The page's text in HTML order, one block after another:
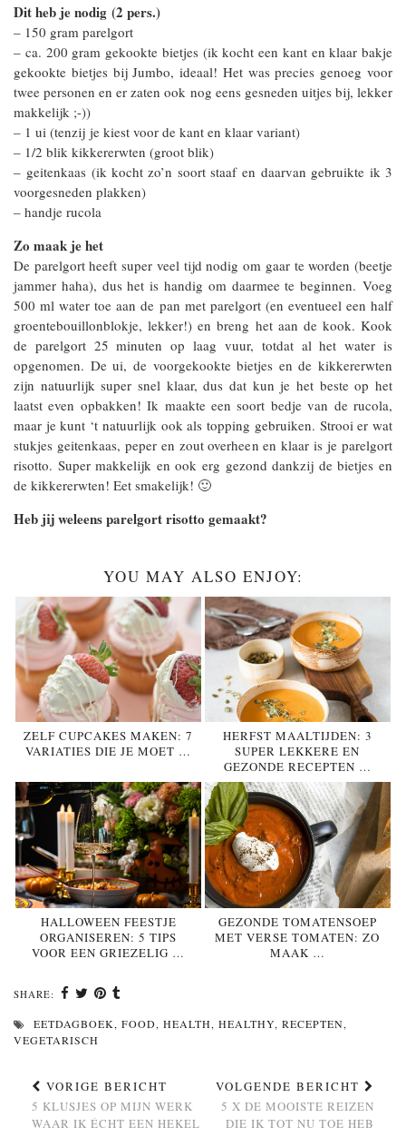
Dit heb je nodig (2 pers.)
– 150 gram parelgort
– ca. 200 gram gekookte bietjes (ik kocht een kant en klaar bakje
gekookte bietjes bij Jumbo, ideaal! Het was precies genoeg voor
twee personen en er zaten ook nog eens gesneden uitjes bij, lekker
makkelijk ;-))
– 1 ui (tenzij je kiest voor de kant en klaar variant)
– 1/2 blik kikkererwten (groot blik)
– geitenkaas (ik kocht zo’n soort staaf en daarvan gebruikte ik 3
voorgesneden plakken)
– handje rucola
Zo maak je het
De parelgort heeft super veel tijd nodig om gaar te worden (beetje
jammer haha), dus het is handig om daarmee te beginnen. Voeg
500 ml water toe aan de pan met parelgort (en eventueel een half
groentebouillonblokje, lekker!) en breng het aan de kook. Kook
de parelgort 25 minuten op laag vuur, totdat al het water is
opgenomen. De ui, de voorgekookte bietjes en de kikkererwten
zijn natuurlijk super snel klaar, dus dat kun je het beste op het
laatst even opbakken! Ik maakte een soort bedje van de rucola,
maar je kunt ‘t natuurlijk ook als topping gebruiken. Strooi er wat
stukjes geitenkaas, peper en zout overheen en klaar is je parelgort
risotto. Super makkelijk en ook erg gezond dankzij de bietjes en
de kikkererwten! Eet smakelijk! 🙂
Heb jij weleens parelgort risotto gemaakt?
YOU MAY ALSO ENJOY:
ZELF CUPCAKES MAKEN: 7
VARIATIES DIE JE MOET …
HERFST MAALTIJDEN: 3
SUPER LEKKERE EN
GEZONDE RECEPTEN …
HALLOWEEN FEESTJE
ORGANISEREN: 5 TIPS
VOOR EEN GRIEZELIG …
GEZONDE TOMATENSOEP
MET VERSE TOMATEN: ZO
MAAK …
SHARE:
EETDAGBOEK, FOOD, HEALTH, HEALTHY, RECEPTEN,
VEGETARISCH
VORIGE BERICHT
5 KLUSJES OP MIJN WERK
WAAR IK ÉCHT EEN HEKEL
VOLGENDE BERICHT
5 X DE MOOISTE REIZEN
DIE IK TOT NU TOE HEB